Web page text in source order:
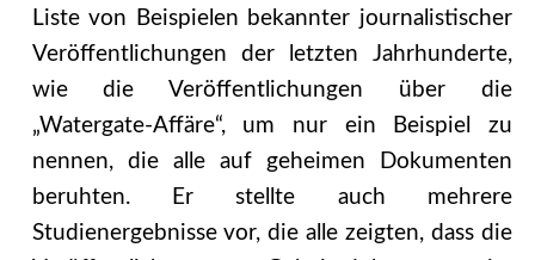
Liste von Beispielen bekannter journalistischer
Veröffentlichungen der letzten Jahrhunderte,
wie die Veröffentlichungen über die
„Watergate-Affäre“, um nur ein Beispiel zu
nennen, die alle auf geheimen Dokumenten
beruhten. Er stellte auch mehrere
Studienergebnisse vor, die alle zeigten, dass die